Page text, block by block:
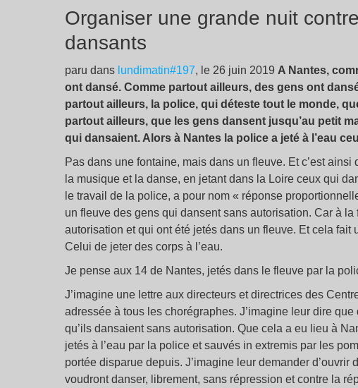
Organiser une grande nuit
dansants
paru dans lundimatin#197, le 26 juin 2019 A Nantes,
ont dansé. Comme partout ailleurs, des gens ont
partout ailleurs, la police, qui déteste tout le monde,
partout ailleurs, que les gens dansent jusqu’au petit
qui dansaient. Alors à Nantes la police a jeté à l’eau
Pas dans une fontaine, mais dans un fleuve. Et c’est
la musique et la danse, en jetant dans la Loire ceux qui
le travail de la police, a pour nom « réponse
un fleuve des gens qui dansent sans autorisation. Car à
autorisation et qui ont été jetés dans un fleuve. Et cela
Celui de jeter des corps à l’eau.
Je pense aux 14 de Nantes, jetés dans le fleuve par la
J’imagine une lettre aux directeurs et directrices des
adressée à tous les chorégraphes. J’imagine leur dire
qu’ils dansaient sans autorisation. Que cela a eu lieu à
jetés à l’eau par la police et sauvés in extremis par les
portée disparue depuis. J’imagine leur demander
voudront danser, librement, sans répression et contre la